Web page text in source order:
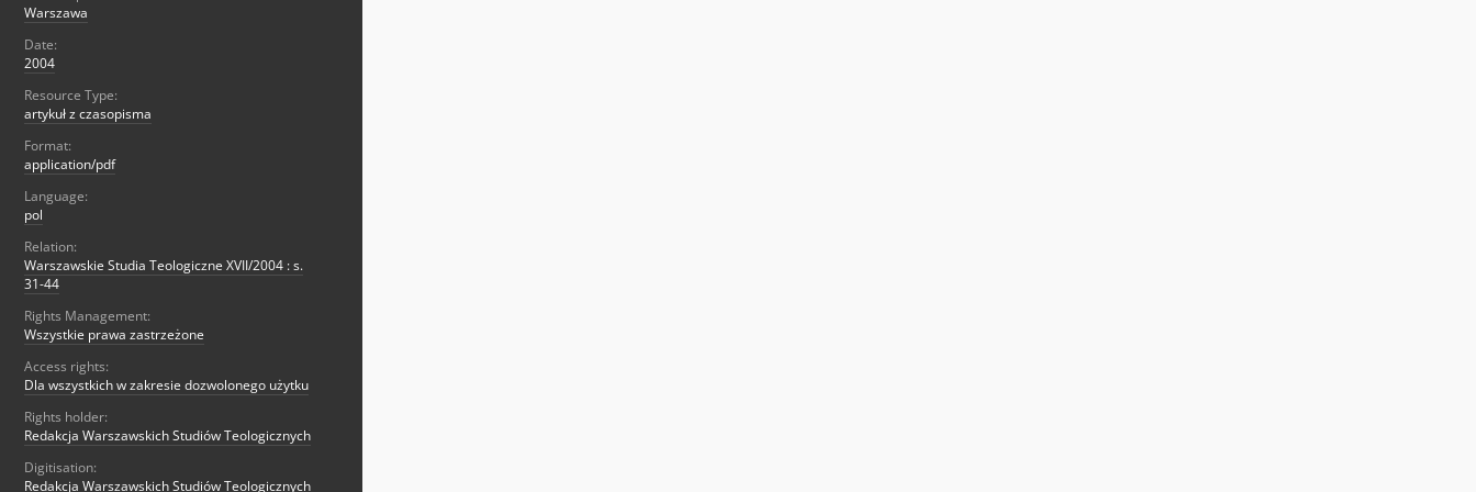
Warszawa
Date:
2004
Resource Type:
artykuł z czasopisma
Format:
application/pdf
Language:
pol
Relation:
Warszawskie Studia Teologiczne XVII/2004 : s.
31-44
Rights Management:
Wszystkie prawa zastrzeżone
Access rights:
Dla wszystkich w zakresie dozwolonego użytku
Rights holder:
Redakcja Warszawskich Studiów Teologicznych
Digitisation:
Redakcja Warszawskich Studiów Teologicznych